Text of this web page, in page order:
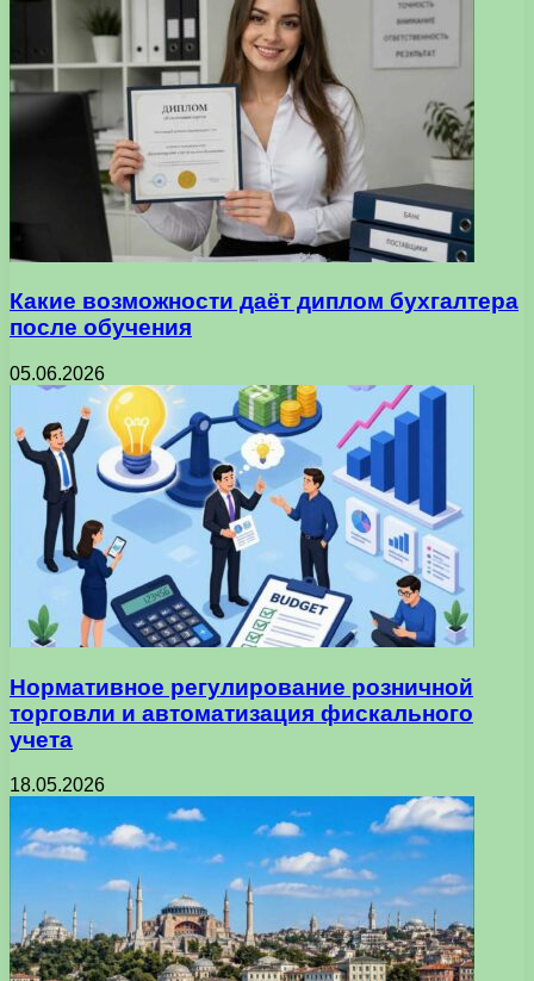
Какие возможности даёт диплом бухгалтера
после обучения
05.06.2026
Нормативное регулирование розничной
торговли и автоматизация фискального
учета
18.05.2026